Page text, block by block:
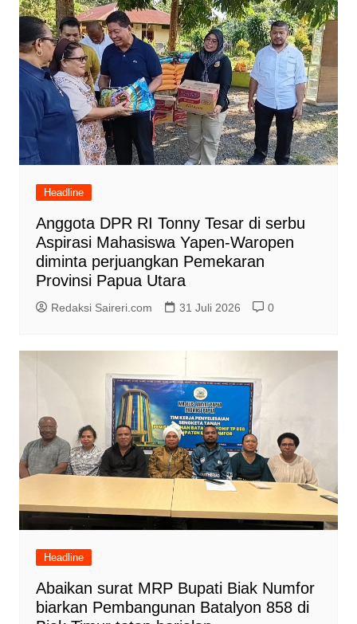
Headline
Anggota DPR RI Tonny Tesar di serbu
Aspirasi Mahasiswa Yapen-Waropen
diminta perjuangkan Pemekaran
Provinsi Papua Utara
Redaksi Saireri.com 31 Juli 2026 0
Headline
Abaikan surat MRP Bupati Biak Numfor
biarkan Pembangunan Batalyon 858 di